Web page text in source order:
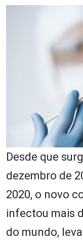
Desde que
dezembro de
2020, o novo
infectou mais
do mundo,